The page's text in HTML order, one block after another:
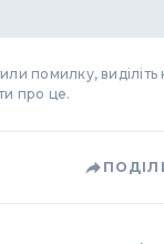
помилку, виділіть
про це.